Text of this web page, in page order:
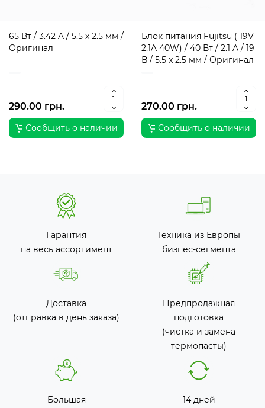
65 Вт / 3.42 A / 5.5 x 2.5 мм /
Оригинал
290.00 грн.
Сообщить о наличии
Блок питания Fujitsu ( 19V
2,1A 40W) / 40 Вт / 2.1 A / 19
В / 5.5 x 2.5 мм / Оригинал
270.00 грн.
Сообщить о наличии
Гарантия
на весь ассортимент
Техника из Европы
бизнес-сегмента
Доставка
(отправка в день заказа)
Предпродажная
подготовка
(чистка и замена
термопасты)
Большая
14 дней